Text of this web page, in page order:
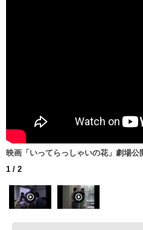
映画「いってらっしゃいの花」劇場公
1 / 2